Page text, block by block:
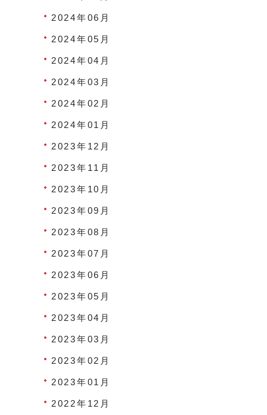
2024年06月
2024年05月
2024年04月
2024年03月
2024年02月
2024年01月
2023年12月
2023年11月
2023年10月
2023年09月
2023年08月
2023年07月
2023年06月
2023年05月
2023年04月
2023年03月
2023年02月
2023年01月
2022年12月